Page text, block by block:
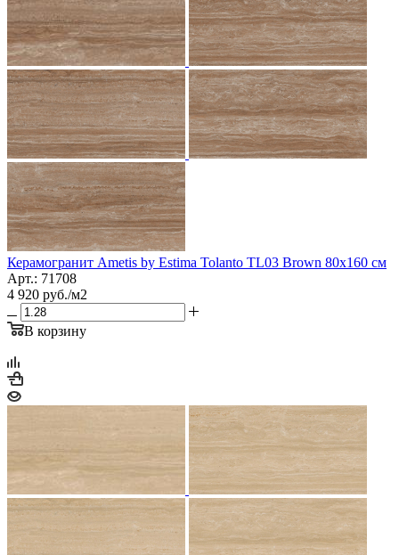
Керамогранит Ametis by Estima Tolanto TL03 Brown 80x160 см
Арт.: 71708
4 920 руб./м2
В корзину